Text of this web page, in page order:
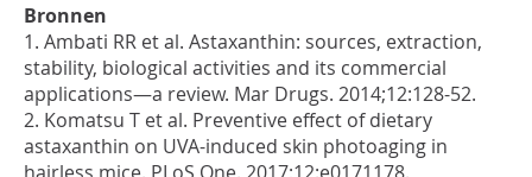
Bronnen
1. Ambati RR et al. Astaxanthin: sources, extraction,
stability, biological activities and its commercial
applications—a review. Mar Drugs. 2014;12:128-52.
2. Komatsu T etal. Preventive effect of dietary
astaxanthin on UVA-induced skin photoaging in